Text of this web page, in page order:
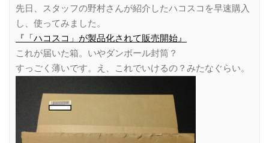
先日、スタッフの野村さんが紹介したハコスコを早速購入
し、使ってみました。
『「ハコスコ」が製品化されて販売開始』
これが届いた箱。いやダンボール封筒？
すっごく薄いです。え、これでいけるの？みたなぐらい。